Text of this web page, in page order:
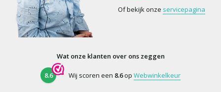
Of bekijk onze servicepagina
Wat onze klanten over ons zeggen
8.6 Wij scoren een 8.6op Webwinkelkeur